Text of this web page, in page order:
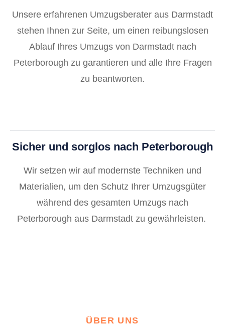
Unsere erfahrenen Umzugsberater aus Darmstadt
stehen Ihnen zur Seite, um einen reibungslosen
Ablauf Ihres Umzugs von Darmstadt nach
Peterborough zu garantieren und alle Ihre Fragen
zu beantworten.
Sicher und sorglos nach Peterborough
Wir setzen wir auf modernste Techniken und
Materialien, um den Schutz Ihrer Umzugsgüter
während des gesamten Umzugs nach
Peterborough aus Darmstadt zu gewährleisten.
ÜBER UNS